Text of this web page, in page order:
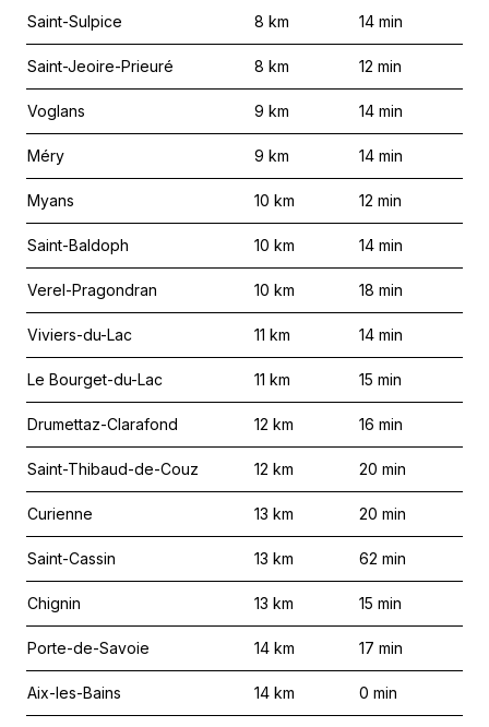
Saint-Sulpice 8 km 14 min
Saint-Jeoire-Prieuré 8 km 12 min
Voglans 9 km 14 min
Méry 9 km 14 min
Myans 10 km 12 min
Saint-Baldoph 10 km 14 min
Verel-Pragondran 10 km 18 min
Viviers-du-Lac 11 km 14 min
Le Bourget-du-Lac 11 km 15 min
Drumettaz-Clarafond 12 km 16 min
Saint-Thibaud-de-Couz 12 km 20 min
Curienne 13 km 20 min
Saint-Cassin 13 km 62 min
Chignin 13 km 15 min
Porte-de-Savoie 14 km 17 min
Aix-les-Bains 14 km 0 min